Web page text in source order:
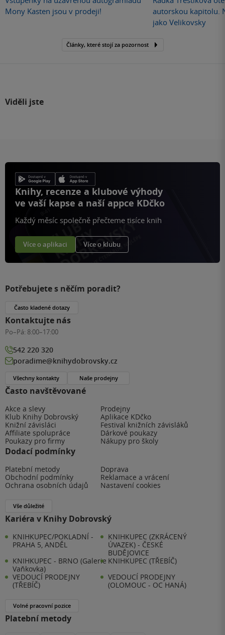
Mony Kasten jsou v prodeji!
autorskou kapitolu.
jako Velikovsky
Články, které stojí za pozornost
Viděli jste
Knihy, recenze a klubové výhody
ve vaší kapse a naší appce KDčko
Každý měsíc společně přečteme tisíce knih
Více o aplikaci Více o klubu
Často navštěvované
Akce a slevy
Prodejny
Klub Knihy Dobrovský
Aplikace KDčko
Knižní závisláci
Festival knižních závisláků
Affiliate spolupráce
Dárkové poukazy
Poukazy pro firmy
Nákupy pro školy
Dodací podmínky
Platební metody
Doprava
Obchodní podmínky
Reklamace a vrácení
Ochrana osobních údajů
Nastavení cookies
Vše důležité
Kariéra v Knihy Dobrovský
KNIHKUPEC/POKLADNÍ -
PRAHA 5, ANDĚL
KNIHKUPEC (ZKRÁCENÝ
ÚVAZEK) - ČESKÉ
BUDĚJOVICE
KNIHKUPEC - BRNO (Galerie
Vaňkovka)
KNIHKUPEC (TŘEBÍČ)
VEDOUCÍ PRODEJNY
(TŘEBÍČ)
VEDOUCÍ PRODEJNY
(OLOMOUC - OC HANÁ)
Volné pracovní pozice
Platební metody
Potřebujete s něčím poradit?
Často kladené dotazy
Kontaktujte nás
Po–Pá: 8:00–17:00
542 220 320
poradime@knihydobrovsky.cz
Všechny kontakty Naše prodejny